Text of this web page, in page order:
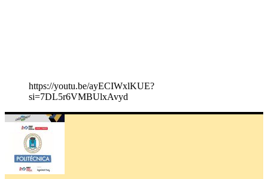
https://youtu.be/ayECIWxlKUE?
si=7DL5r6VMBUlxAvyd